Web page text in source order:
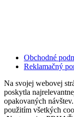
Obchodné
Reklamačný
Na svojej webovej
poskytla
opakovaných
použitím všetkých